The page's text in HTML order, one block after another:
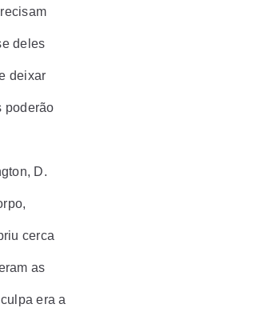
deles
deixar
poderão
D.
cerca
as
era a